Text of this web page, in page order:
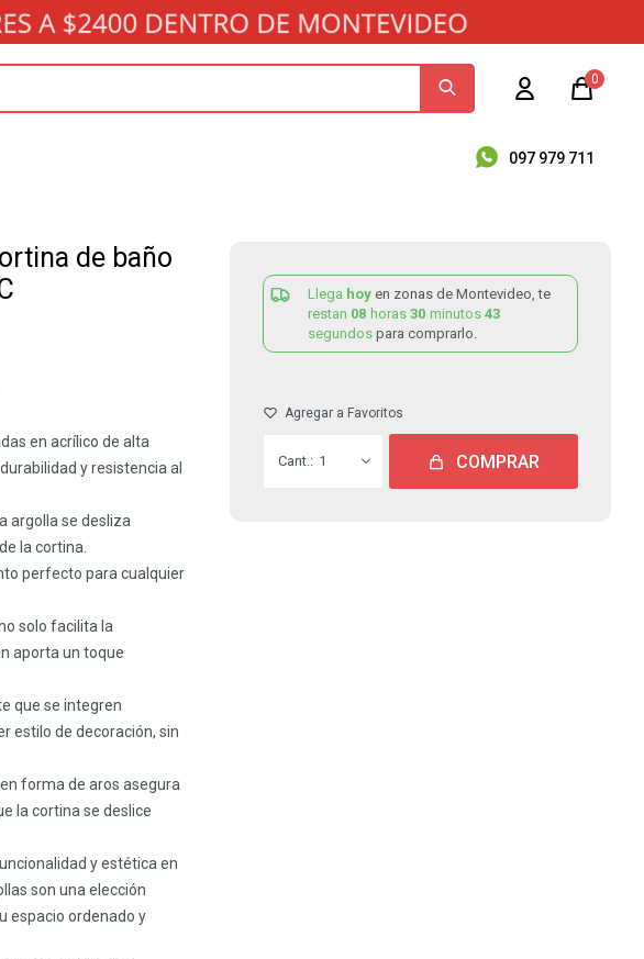
097 979 711
0
de baño
en acrílico de alta
y resistencia al
argolla se desliza
la cortina.
perfecto para cualquier
solo facilita la
aporta un toque
que se integren
estilo de decoración, sin
forma de aros asegura
la cortina se deslice
y estética en
son una elección
espacio ordenado y
Llega hoy en zonas de Montevideo, te
restan 08 horas 30 minutos 43
segundos para comprarlo.
1 COMPRAR